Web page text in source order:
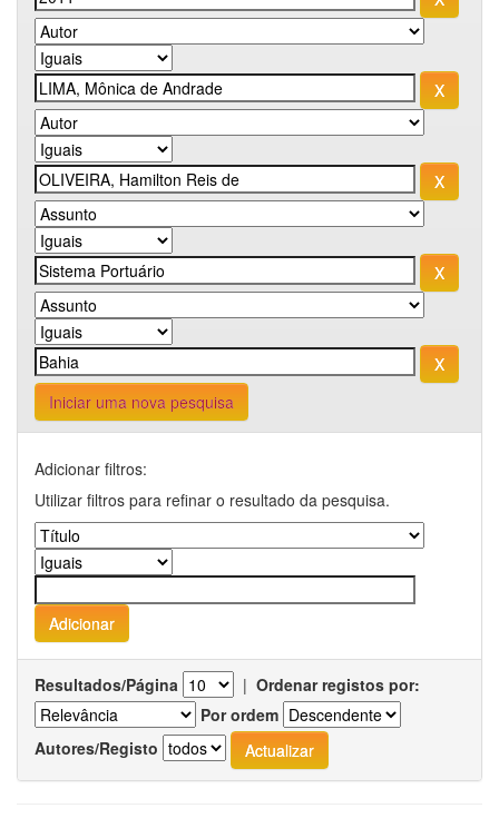
Iniciar uma nova pesquisa
Adicionar filtros:
Utilizar filtros para refinar o resultado da pesquisa.
Resultados/Página | Ordenar registos por:
Por ordem
Autores/Registo